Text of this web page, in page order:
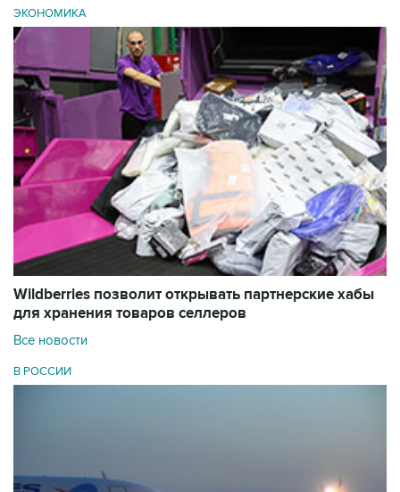
ЭКОНОМИКА
Wildberries позволит открывать партнерские хабы
для хранения товаров селлеров
Все новости
В РОССИИ